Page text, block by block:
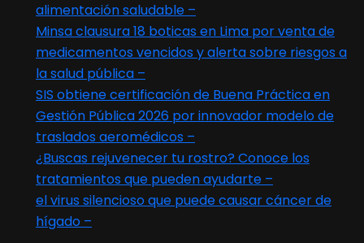
alimentación saludable –
Minsa clausura 18 boticas en Lima por venta de
medicamentos vencidos y alerta sobre riesgos a
la salud pública –
SIS obtiene certificación de Buena Práctica en
Gestión Pública 2026 por innovador modelo de
traslados aeromédicos –
¿Buscas rejuvenecer tu rostro? Conoce los
tratamientos que pueden ayudarte –
el virus silencioso que puede causar cáncer de
hígado –